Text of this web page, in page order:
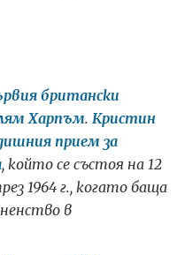
британски
Харпъм. Кристин
прием за
, който се състоя на 12
1964 г., когато баща
в